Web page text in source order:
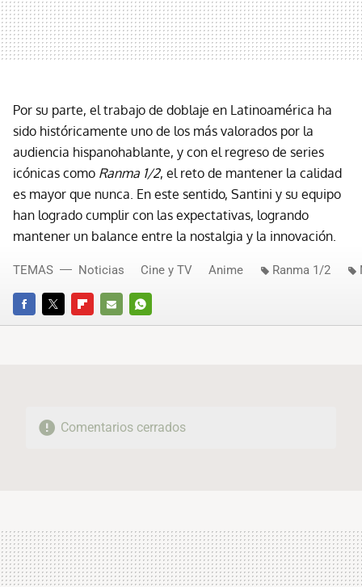
Por su parte, el trabajo de doblaje en Latinoamérica ha
sido históricamente uno de los más valorados por la
audiencia hispanohablante, y con el regreso de series
icónicas como Ranma 1/2, el reto de mantener la calidad
es mayor que nunca. En este sentido, Santini y su equipo
han logrado cumplir con las expectativas, logrando
mantener un balance entre la nostalgia y la innovación.
FACEBOOKTWITTERFLIPBOARD
E-
WHATSAPP
TEMAS Noticias Cine y TV Anime Ranma 1/2
Comentarios cerrados